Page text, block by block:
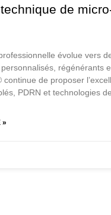
de
évolue vers
régénérants
continue de proposer
PDRN et technologies de
»